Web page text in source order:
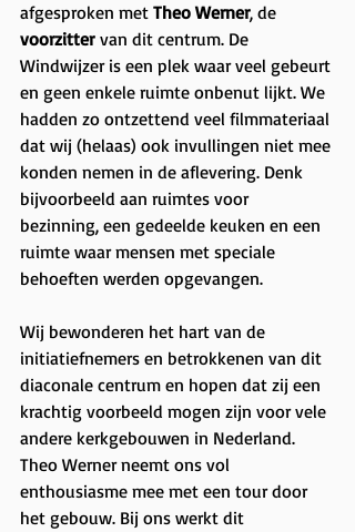
afgesproken met Theo Werner, de
voorzitter van dit centrum. De
Windwijzer is een plek waar veel gebeurt
en geen enkele ruimte onbenut lijkt. We
hadden zo ontzettend veel filmmateriaal
dat wij (helaas) ook invullingen niet mee
konden nemen in de aflevering. Denk
bijvoorbeeld aan ruimtes voor
bezinning, een gedeelde keuken en een
ruimte waar mensen met speciale
behoeften werden opgevangen.
Wij bewonderen het hart van de
initiatiefnemers en betrokkenen van dit
diaconale centrum en hopen dat zij een
krachtig voorbeeld mogen zijn voor vele
andere kerkgebouwen in Nederland.
Theo Werner neemt ons vol
enthousiasme mee met een tour door
het gebouw. Bij ons werkt dit